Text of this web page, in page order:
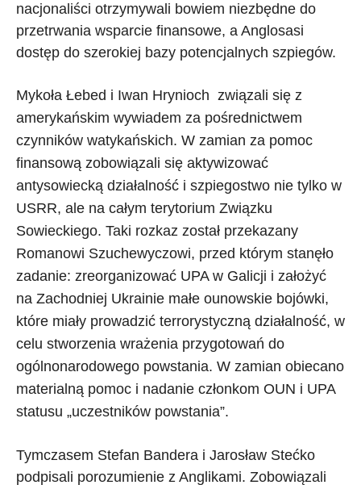
nacjonaliści otrzymywali bowiem niezbędne do
przetrwania wsparcie finansowe, a Anglosasi
dostęp do szerokiej bazy potencjalnych szpiegów.
Mykoła Łebed i Iwan Hrynioch związali się z
amerykańskim wywiadem za pośrednictwem
czynników watykańskich. W zamian za pomoc
finansową zobowiązali się aktywizować
antysowiecką działalność i szpiegostwo nie tylko w
USRR, ale na całym terytorium Związku
Sowieckiego. Taki rozkaz został przekazany
Romanowi Szuchewyczowi, przed którym stanęło
zadanie: zreorganizować UPA w Galicji i założyć
na Zachodniej Ukrainie małe ounowskie bojówki,
które miały prowadzić terrorystyczną działalność, w
celu stworzenia wrażenia przygotowań do
ogólnonarodowego powstania. W zamian obiecano
materialną pomoc i nadanie członkom OUN i UPA
statusu „uczestników powstania”.
Tymczasem Stefan Bandera i Jarosław Stećko
podpisali porozumienie z Anglikami. Zobowiązali